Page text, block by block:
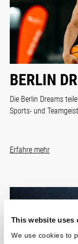
This website uses
We use cookies to
BERLIN
Die Berlin Dreams
Sports- und
Erfahre mehr